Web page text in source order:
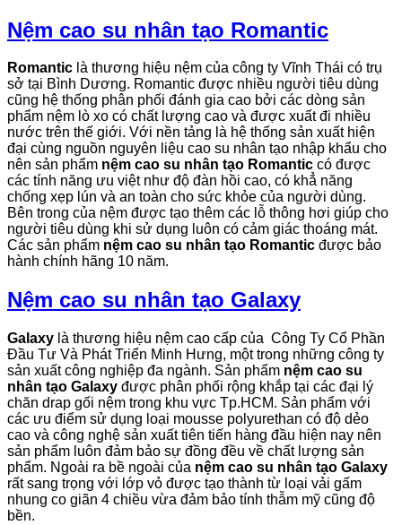
Nệm cao su nhân tạo Romantic
Romantic là thương hiệu nệm của công ty Vĩnh Thái có trụ
sở tại Bình Dương. Romantic được nhiều người tiêu dùng
cũng hệ thống phân phối đánh gia cao bởi các dòng sản
phẩm nệm lò xo có chất lượng cao và được xuất đi nhiều
nước trên thế giới. Với nền tảng là hệ thống sản xuất hiện
đại cùng nguồn nguyên liệu cao su nhân tạo nhập khẩu cho
nên sản phẩm nệm cao su nhân tạo Romantic có được
các tính năng ưu việt như độ đàn hồi cao, có khẳ năng
chống xẹp lún và an toàn cho sức khỏe của người dùng.
Bên trong của nệm được tạo thêm các lỗ thông hơi giúp cho
người tiêu dùng khi sử dụng luôn có cảm giác thoáng mát.
Các sản phẩm nệm cao su nhân tạo Romantic được bảo
hành chính hãng 10 năm.
Nệm cao su nhân tạo Galaxy
Galaxy là thương hiệu nệm cao cấp của Công Ty Cổ Phần
Đầu Tư Và Phát Triển Minh Hưng, một trong những công ty
sản xuất công nghiệp đa ngành. Sản phẩm nệm cao su
nhân tạo Galaxy được phân phối rộng khắp tại các đại lý
chăn drap gối nệm trong khu vực Tp.HCM. Sản phẩm với
các ưu điểm sử dụng loại mousse polyurethan có độ dẻo
cao và công nghệ sản xuất tiên tiến hàng đầu hiện nay nên
sản phẩm luôn đảm bảo sự đồng đều về chất lượng sản
phẩm. Ngoài ra bề ngoài của nệm cao su nhân tạo Galaxy
rất sang trọng với lớp vỏ được tạo thành từ loại vải gấm
nhung co giãn 4 chiều vừa đảm bảo tính thẫm mỹ cũng độ
bền.